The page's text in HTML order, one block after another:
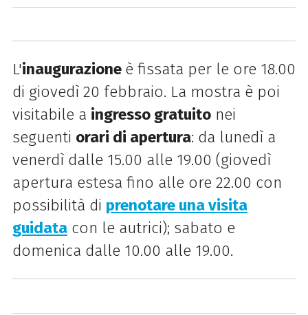
L'inaugurazione è fissata per le ore 18.00
di giovedì 20 febbraio. La mostra è poi
visitabile a ingresso gratuitonei
seguenti orari di apertura: da lunedì a
venerdì dalle 15.00 alle 19.00 (giovedì
apertura estesa fino alle ore 22.00 con
possibilità di prenotare una visita
guidatacon le autrici); sabato e
domenica dalle 10.00 alle 19.00.